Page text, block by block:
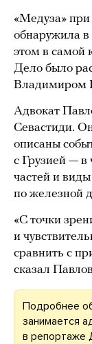
«Медуза»
обнаружила в
этом в самой
Дело было
Владимиром
Адвокат
Севастиди.
описаны
с Грузией — в
частей и
по железной
«С точки
и
сравнить с
сказал
Подробнее
занимается
в репортаже